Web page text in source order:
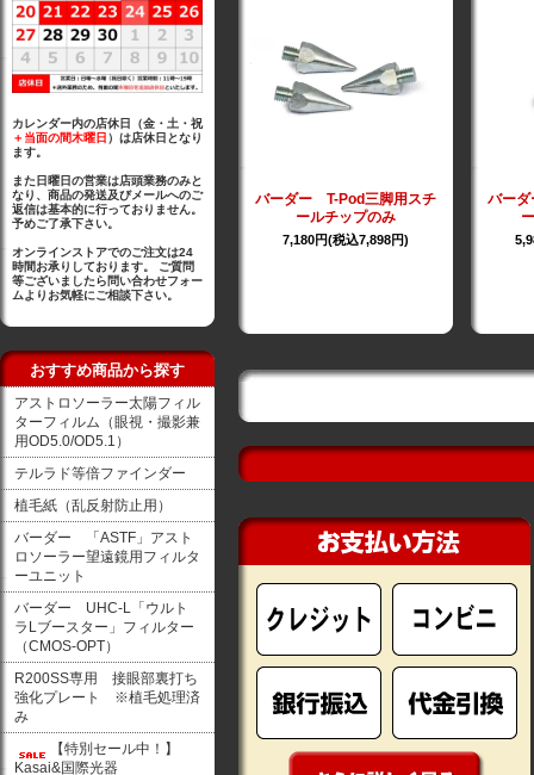
カレンダー内の店休日（金・土・祝
＋当面の間木曜日 ）は店休日となり
ます。
また日曜日の営業は店頭業務のみと
なり、商品の発送及びメールへのご
返信は基本的に行っておりません。
予めご了承下さい。
オンラインストアでのご注文は24
時間お承りしております。 ご質問
等ございましたら問い合わせフォー
ムよりお気軽にご相談下さい。
おすすめ商品から探す
アストロソーラー太陽フィル
ターフィルム（眼視・撮影兼
用OD5.0/OD5.1）
テルラド等倍ファインダー
植毛紙（乱反射防止用）
バーダー 「ASTF」アスト
ロソーラー望遠鏡用フィルタ
ーユニット
バーダー UHC-L「ウルト
ラLブースター」フィルター
（CMOS-OPT）
R200SS専用 接眼部裏打ち
強化プレート ※植毛処理済
み
【特別セール中！】
Kasai&国際光器
バーダー T-Pod三脚用スチ
ールチップのみ
7,180円(税込7,898円)
バー